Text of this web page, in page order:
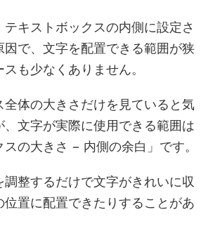
テキストボックスの内側に設定さ
因で、文字を配置できる範囲が狭
も少なくありません。
全体の大きさだけを見ていると気
文字が実際に使用できる範囲は
スの大きさ − 内側の余白」です。
整するだけで文字がきれいに収
位置に配置できたりすることがあ